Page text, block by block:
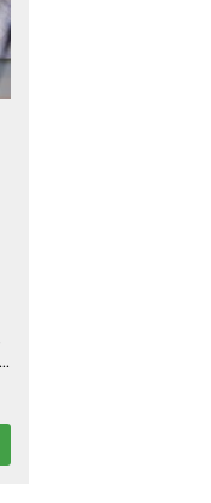
Askrida Profil